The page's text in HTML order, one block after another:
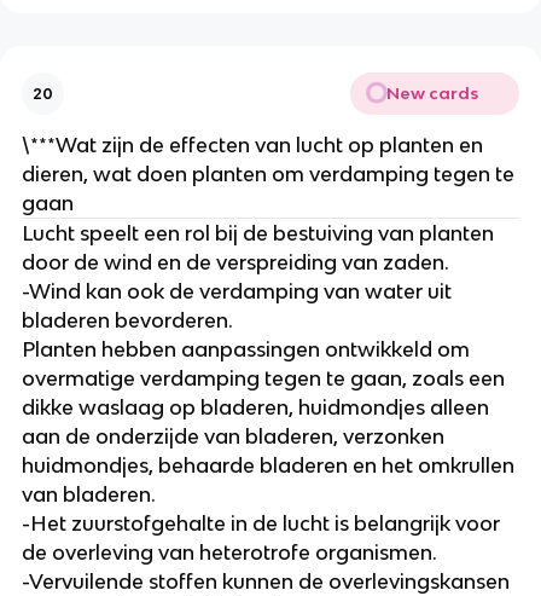
20 New cards
\***Wat zijn de effecten van lucht op planten en
dieren, wat doen planten om verdamping tegen te
gaan
Lucht speelt een rol bij de bestuiving van planten
door de wind en de verspreiding van zaden.
-Wind kan ook de verdamping van water uit
bladeren bevorderen.
Planten hebben aanpassingen ontwikkeld om
overmatige verdamping tegen te gaan, zoals een
dikke waslaag op bladeren, huidmondjes alleen
aan de onderzijde van bladeren, verzonken
huidmondjes, behaarde bladeren en het omkrullen
van bladeren.
-Het zuurstofgehalte in de lucht is belangrijk voor
de overleving van heterotrofe organismen.
-Vervuilende stoffen kunnen de overlevingskansen